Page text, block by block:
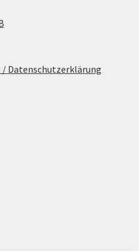
Datenschutzerklärung